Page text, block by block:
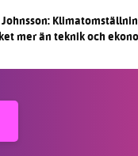
mer än teknik och